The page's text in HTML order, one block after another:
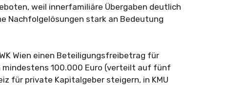
weil innerfamiliäre Übergaben deutlich
Nachfolgelösungen stark an Bedeutung
Wien einen Beteiligungsfreibetrag für
100.000 Euro (verteilt auf fünf
für private Kapitalgeber steigern, in KMU